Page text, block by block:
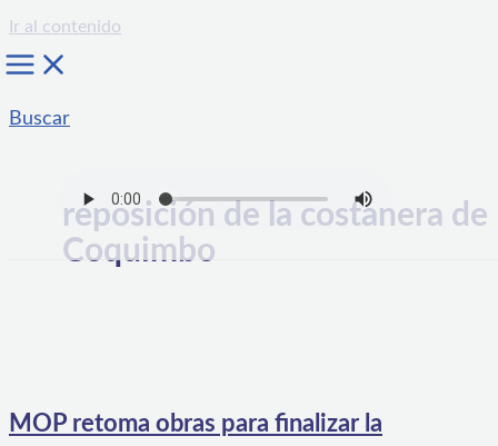
Ir al contenido
Buscar
reposición de la costanera de
Coquimbo
MOP retoma obras para finalizar la